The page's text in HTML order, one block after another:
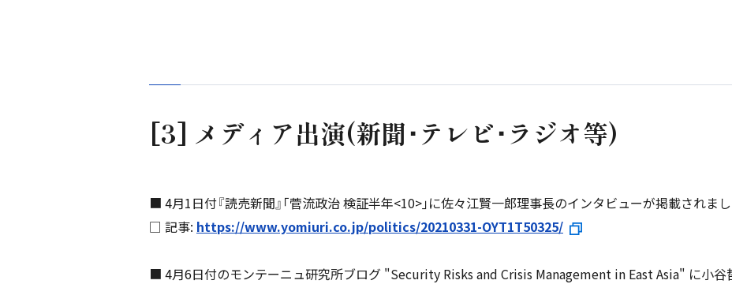
[3] メディア出演(新聞･テレビ･ラジオ等)
■ 4月1日付『読売新聞』｢菅流政治 検証半年<10>｣に佐々江賢一郎理事長のインタビューが掲載されまし
□ 記事: https://www.yomiuri.co.jp/politics/20210331-OYT1T50325/
■ 4月6日付のモンテーニュ研究所ブログ "Security Risks and Crisis Management in East Asia" に小谷